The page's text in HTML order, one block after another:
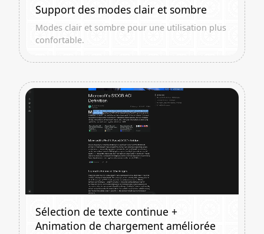
Support des modes clair et sombre
Modes clair et sombre pour une utilisation plus
confortable.
Sélection de texte continue +
Animation de chargement améliorée